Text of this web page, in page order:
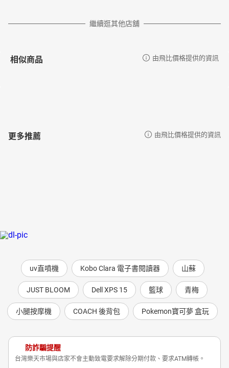
繼續逛其他店舖
相似商品 由飛比價格提供的資訊
更多推薦 由飛比價格提供的資訊
uv直噴機 Kobo Clara 電子書閱讀器 山蘇
JUST BLOOM Dell XPS 15 籃球 青梅
小腿按摩機 COACH 後背包 Pokemon寶可夢 盒玩
防詐騙提醒
台灣樂天市場與店家不會主動致電要求解除分期付款、要求ATM轉帳。